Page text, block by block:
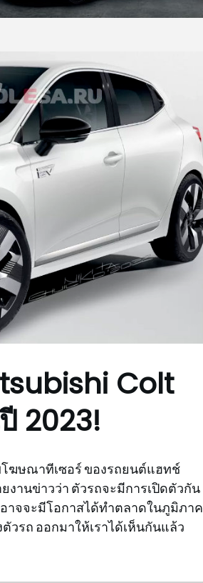
Colt
2023!
ฆษณาทีเซอร์ ของรถยนต์แฮทช์
งานข่าวว่า ตัวรถจะมีการเปิดตัวกัน
าจจะมีโอกาสได้ทำตลาดในภูมิภาค
วรถ ออกมาให้เราได้เห็นกันแล้ว